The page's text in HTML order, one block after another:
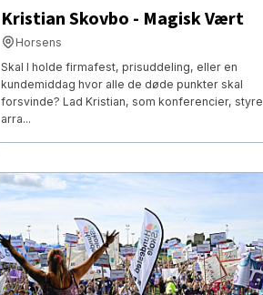
Kristian Skovbo - Magisk Vært
Horsens
Skal I holde firmafest, prisuddeling, eller en
kundemiddag hvor alle de døde punkter skal
forsvinde? Lad Kristian, som konferencier, styre
arra...